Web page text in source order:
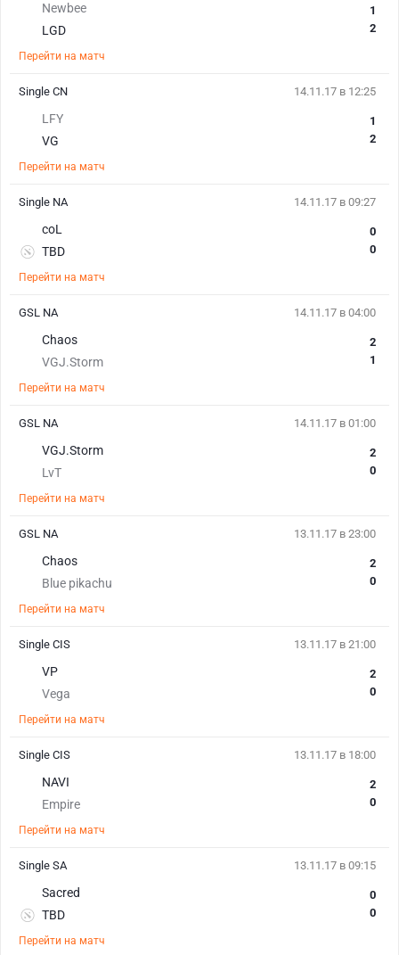
Newbee
LGD
1
2
Перейти на матч
14.11.17 в 12:25
LFY
VG
1
2
Перейти на матч
Single CN
14.11.17 в 09:27
coL
TBD
0
0
Перейти на матч
Single NA
14.11.17 в 04:00
Chaos
VGJ.Storm
2
1
Перейти на матч
GSL NA
14.11.17 в 01:00
VGJ.Storm
LvT
2
0
Перейти на матч
GSL NA
13.11.17 в 23:00
Chaos
Blue pikachu
2
0
Перейти на матч
GSL NA
13.11.17 в 21:00
VP
Vega
2
0
Перейти на матч
Single CIS
13.11.17 в 18:00
NAVI
Empire
2
0
Перейти на матч
Single CIS
13.11.17 в 09:15
Sacred
TBD
0
0
Перейти на матч
Single SA